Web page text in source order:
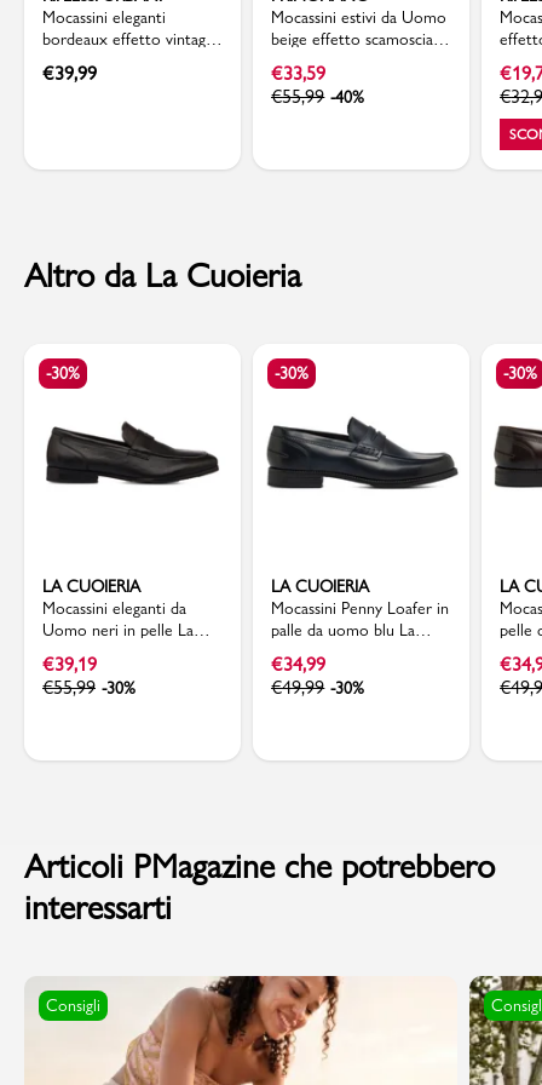
Mocassini eleganti
bordeaux effetto vintage
da uomo Riflessi Urbani
€39,99
Mocassini estivi da Uomo
beige effetto scamosciato
in pelle Primopiano
€33,59
€55,99 -40%
lacci
€
€
Altro da La Cuoieria
-30%
LA CUOIERIA
Mocassini eleganti da
Uomo neri in pelle La
Cuoieria
€39,19
€55,99 -30%
-30%
LA CUOIERIA
Mocassini Penny Loafer in
palle da uomo blu La
Cuoieria
€34,99
€49,99 -30%
-30%
LA
pelle
€
€
Articoli PMagazine che potrebbero
interessarti
Consigli